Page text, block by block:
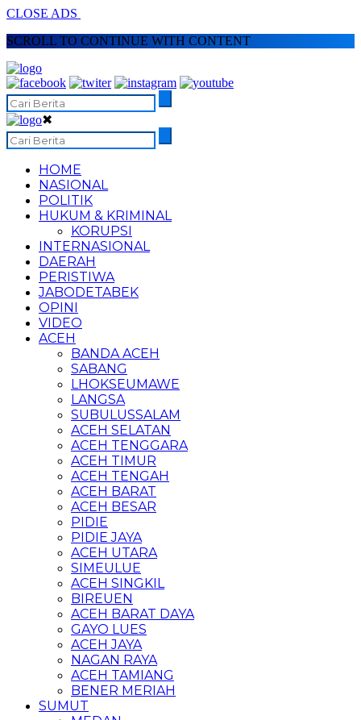
CLOSE ADS
SCROLL TO CONTINUE WITH CONTENT
✖
HOME
NASIONAL
POLITIK
HUKUM & KRIMINAL
KORUPSI
INTERNASIONAL
DAERAH
PERISTIWA
JABODETABEK
OPINI
VIDEO
ACEH
BANDA ACEH
SABANG
LHOKSEUMAWE
LANGSA
SUBULUSSALAM
ACEH SELATAN
ACEH TENGGARA
ACEH TIMUR
ACEH TENGAH
ACEH BARAT
ACEH BESAR
PIDIE
PIDIE JAYA
ACEH UTARA
SIMEULUE
ACEH SINGKIL
BIREUEN
ACEH BARAT DAYA
GAYO LUES
ACEH JAYA
NAGAN RAYA
ACEH TAMIANG
BENER MERIAH
SUMUT